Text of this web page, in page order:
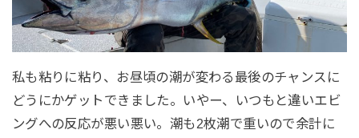
私も粘りに粘り、お昼頃の潮が変わる最後のチャンスに
どうにかゲットできました。いやー、いつもと違いエビ
ングへの反応が悪い悪い。潮も2枚潮で重いので余計に